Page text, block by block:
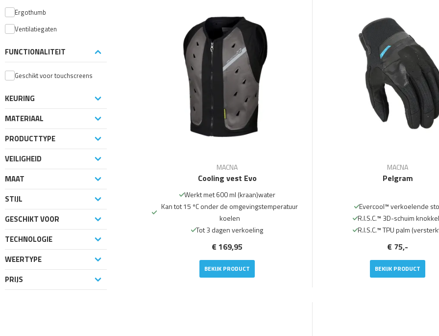
Ergothumb
Ventilatiegaten
FUNCTIONALITEIT
Geschikt voor touchscreens
KEURING
MATERIAAL
PRODUCTTYPE
VEILIGHEID
MAAT
STIJL
GESCHIKT VOOR
TECHNOLOGIE
WEERTYPE
PRIJS
MACNA
Cooling vest Evo
Werkt met 600 ml (kraan)water
Kan tot 15 ºC onder de omgevingstemperatuur
koelen
Tot 3 dagen verkoeling
€ 169,95
BEKIJK PRODUCT
MACNA
Pelgram
Evercool™ verkoelende
R.I.S.C.™ 3D-schuim
R.I.S.C.™ TPU palm
€ 75,-
BEKIJK PRODUCT